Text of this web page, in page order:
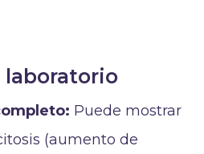
laboratorio
Puede mostrar
(aumento de